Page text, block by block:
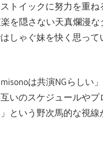
トイックに努力を重
を隠さない天真爛漫
しゃぐ妹を快く思って
は共演NGらしい
いのスケジュールや
という野次馬的な視線